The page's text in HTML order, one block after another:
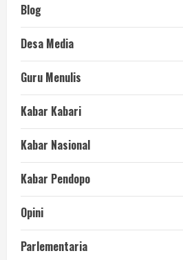
Blog
Desa Media
Guru Menulis
Kabar Kabari
Kabar Nasional
Kabar Pendopo
Opini
Parlementaria